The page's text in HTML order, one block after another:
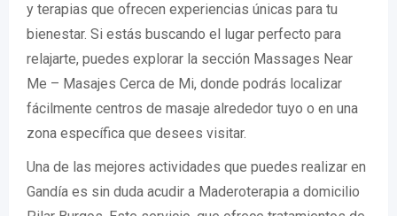
y terapias que ofrecen experiencias únicas para tu
bienestar. Si estás buscando el lugar perfecto para
relajarte, puedes explorar la sección Massages Near
Me – Masajes Cerca de Mi, donde podrás localizar
fácilmente centros de masaje alrededor tuyo o en una
zona específica que desees visitar.
Una de las mejores actividades que puedes realizar en
Gandía es sin duda acudir a Maderoterapia a domicilio